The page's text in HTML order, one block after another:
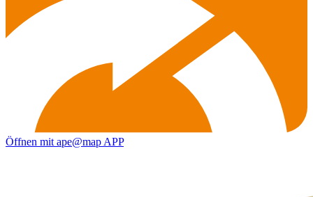
Öffnen mit ape@map APP